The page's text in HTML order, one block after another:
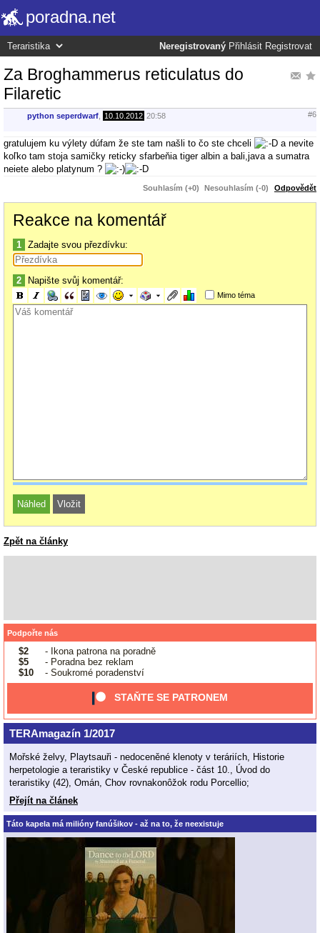
poradna.net
Neregistrovaný Přihlásit Registrovat
Za Broghammerus reticulatus do
Filaretic
python seperdwarf 10.10.2012 20:58 #6
gratulujem ku výlety dúfam že ste tam našli to čo ste chceli
a nevite
koľko tam stoja samičky reticky sfarbeňia tiger albin a bali,java a sumatra
neiete alebo platynum ?
Souhlasím (+0) Nesouhlasím (-0) Odpovědět
Reakce na komentář
1 Zadajte svou přezdívku:
2 Napište svůj komentář:
Mimo téma
Zpět na články
Podpořte nás
$2
- Ikona patrona na poradně
$5
- Poradna bez reklam
$10
- Soukromé poradenství
STAŇTE SE PATRONEM
TERAmagazín 1/2017
Mořské želvy, Playtsauři - nedoceněné klenoty v teráriích, Historie
herpetologie a teraristiky v České republice - část 10., Úvod do
teraristiky (42), Omán, Chov rovnakonôžok rodu Porcellio;
Přejít na článek
Táto kapela má milióny fanúšikov - až na to, že neexistuje